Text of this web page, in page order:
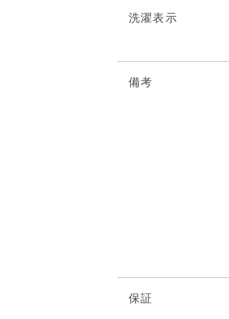
洗濯表示
備考
保証